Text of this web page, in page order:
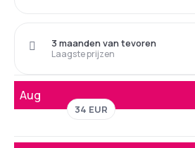
Laagste prijzen
3 maanden van tevoren
Aug
34 EUR